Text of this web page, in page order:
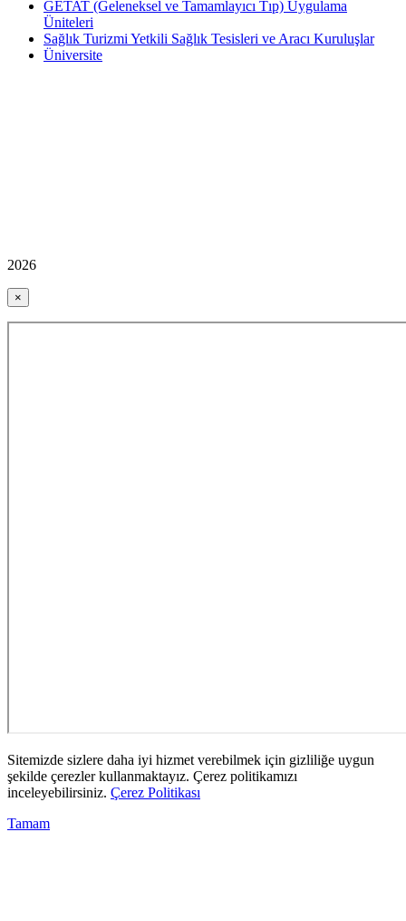
GETAT (Geleneksel ve Tamamlayıcı Tıp) Uygulama
Üniteleri
Sağlık Turizmi Yetkili Sağlık Tesisleri ve Aracı Kuruluşlar
Üniversite
2026
×
Sitemizde sizlere daha iyi hizmet verebilmek için gizliliğe uygun
şekilde çerezler kullanmaktayız. Çerez politikamızı
inceleyebilirsiniz. Çerez Politikası
Tamam